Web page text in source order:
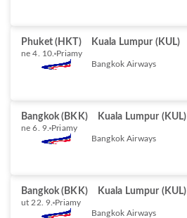
Phuket (HKT) Kuala Lumpur (KUL)
ne 4. 10. Priamy
Bangkok Airways
Bangkok (BKK) Kuala Lumpur (KUL)
ne 6. 9. Priamy
Bangkok Airways
Bangkok (BKK) Kuala Lumpur (KUL)
ut 22. 9. Priamy
Bangkok Airways